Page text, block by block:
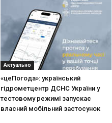
Актуально
«цеПогода»: український
гідрометцентр ДСНС України у
тестовому режимі запускає
власний мобільний застосунок